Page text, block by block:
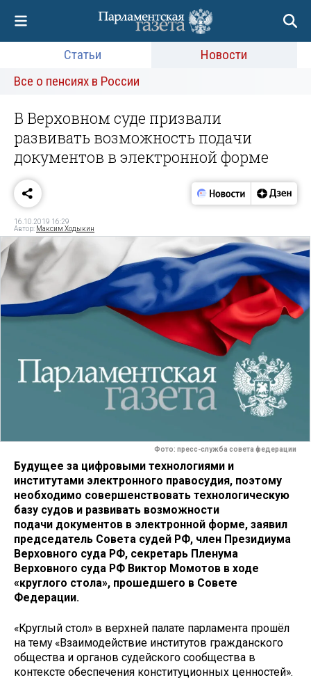
Статьи
Новости
Все о пенсиях в России
В Верховном суде призвали
развивать возможность подачи
документов в электронной форме
16.10.2019 16:29
Автор: Максим Ходыкин
Фото: пресс-служба совета федерации
Будущее за цифровыми технологиями и
институтами электронного правосудия, поэтому
необходимо совершенствовать технологическую
базу судов и развивать возможности
подачи документов в электронной форме, заявил
председатель Совета судей РФ, член Президиума
Верховного суда РФ, секретарь Пленума
Верховного суда РФ Виктор Момотов в ходе
«круглого стола», прошедшего в Совете
Федерации.
«Круглый стол» в верхней палате парламента прошёл
на тему «Взаимодействие институтов гражданского
общества и органов судейского сообщества в
контексте обеспечения конституционных ценностей».